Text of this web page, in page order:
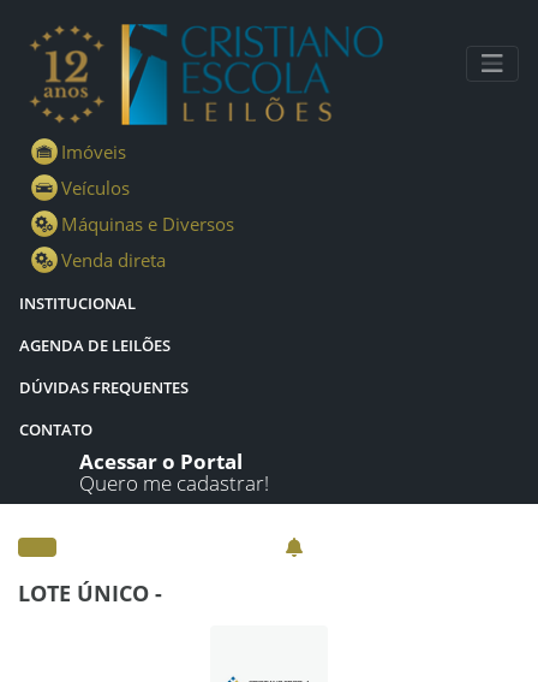
Imóveis
Veículos
Máquinas e Diversos
Venda direta
INSTITUCIONAL
AGENDA DE LEILÕES
DÚVIDAS FREQUENTES
CONTATO
Acessar o Portal
Quero me cadastrar!
LOTE ÚNICO -